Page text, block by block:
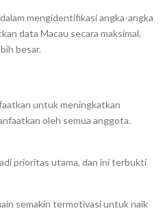
mengidentifikasi angka-angka
data Macau secara maksimal,
besar.
untuk meningkatkan
oleh semua anggota.
prioritas utama, dan ini terbukti
semakin termotivasi untuk naik